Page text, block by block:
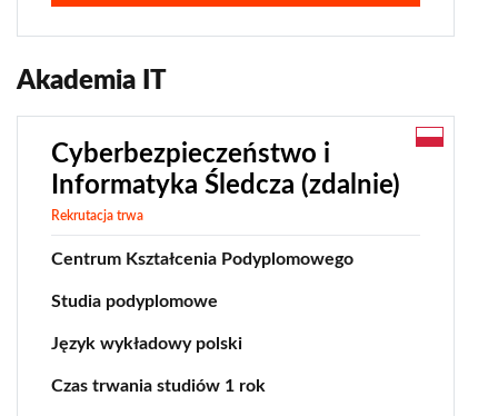
Akademia IT
Cyberbezpieczeństwo i
Informatyka Śledcza (zdalnie)
Rekrutacja trwa
Centrum Kształcenia Podyplomowego
Studia podyplomowe
Język wykładowy polski
Czas trwania studiów 1 rok